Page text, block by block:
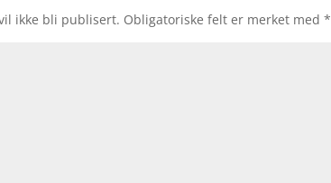
ikke bli publisert. Obligatoriske felt er merket med*